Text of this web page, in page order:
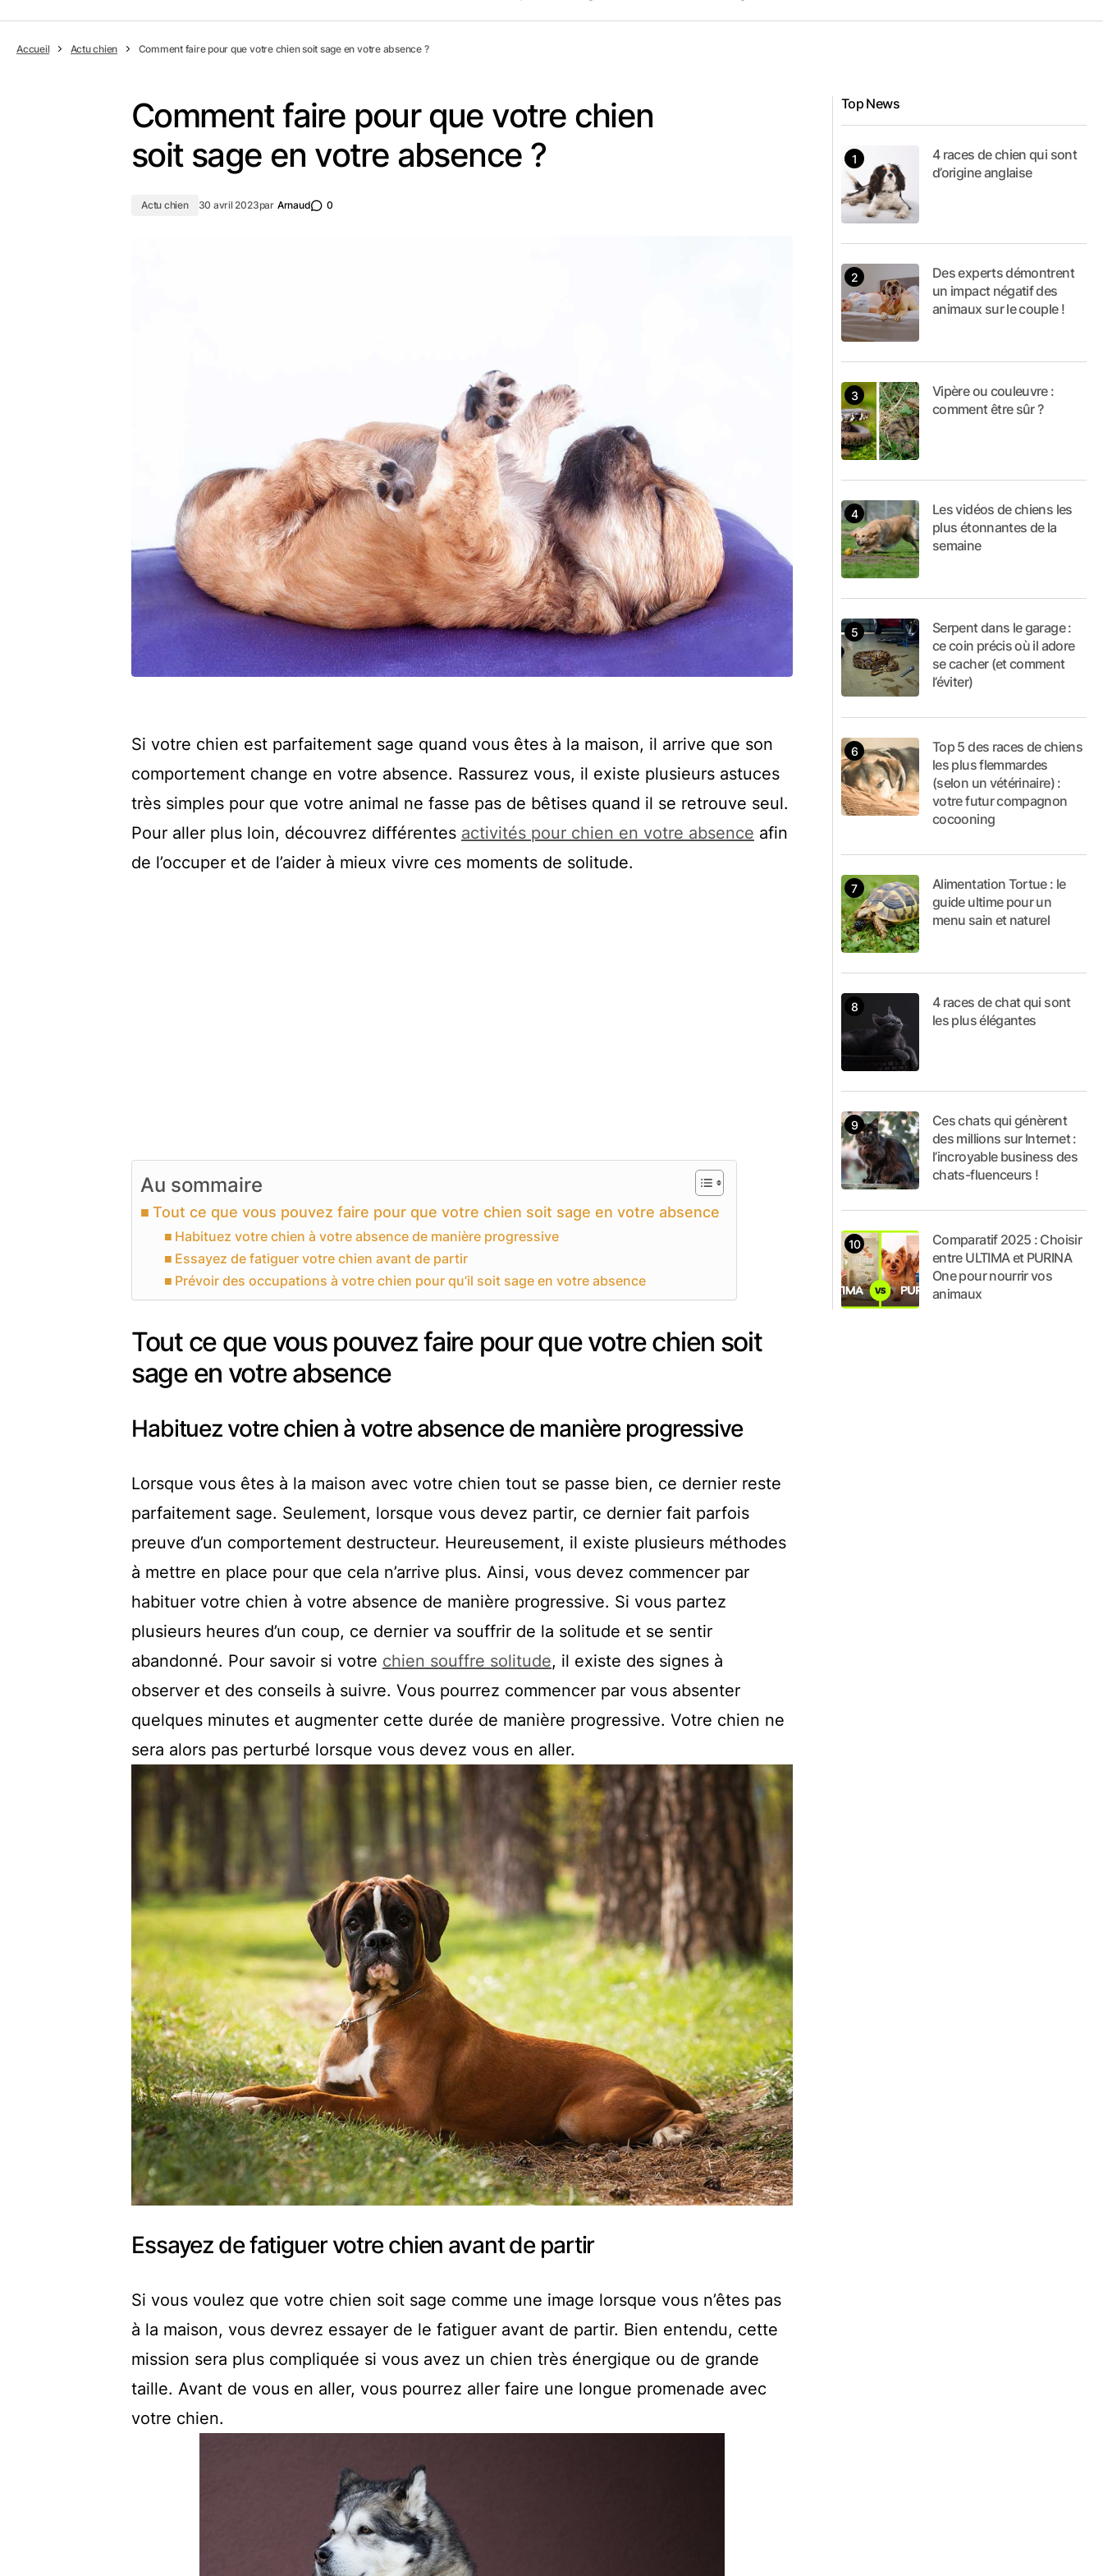
Accueil Actu chien Comment faire pour que votre chien soit sage en votre absence ?
Comment faire pour que votre chien
soit sage en votre absence ?
Actu chien 30 avril 2023par Arnaud 0
Si votre chien est parfaitement sage quand vous êtes à la maison, il arrive que son
comportement change en votre absence. Rassurez vous, il existe plusieurs astuces
très simples pour que votre animal ne fasse pas de bêtises quand il se retrouve seul.
Pour aller plus loin, découvrez différentes activités pour chien en votre absence afin
de l’occuper et de l’aider à mieux vivre ces moments de solitude.
Au sommaire
Tout ce que vous pouvez faire pour que votre chien soit sage en votre absence
Habituez votre chien à votre absence de manière progressive
Essayez de fatiguer votre chien avant de partir
Prévoir des occupations à votre chien pour qu’il soit sage en votre absence
Tout ce que vous pouvez faire pour que votre chien soit
sage en votre absence
Habituez votre chien à votre absence de manière progressive
Lorsque vous êtes à la maison avec votre chien tout se passe bien, ce dernier reste
parfaitement sage. Seulement, lorsque vous devez partir, ce dernier fait parfois
preuve d’un comportement destructeur. Heureusement, il existe plusieurs méthodes
à mettre en place pour que cela n’arrive plus. Ainsi, vous devez commencer par
habituer votre chien à votre absence de manière progressive. Si vous partez
plusieurs heures d’un coup, ce dernier va souffrir de la solitude et se sentir
abandonné. Pour savoir si votre chien souffre solitude, il existe des signes à
observer et des conseils à suivre. Vous pourrez commencer par vous absenter
quelques minutes et augmenter cette durée de manière progressive. Votre chien ne
sera alors pas perturbé lorsque vous devez vous en aller.
Essayez de fatiguer votre chien avant de partir
Si vous voulez que votre chien soit sage comme une image lorsque vous n’êtes pas
à la maison, vous devrez essayer de le fatiguer avant de partir. Bien entendu, cette
mission sera plus compliquée si vous avez un chien très énergique ou de grande
taille. Avant de vous en aller, vous pourrez aller faire une longue promenade avec
votre chien.
Top News
4 races de chien qui sont
d’origine anglaise
Des experts démontrent
un impact négatif des
animaux sur le couple !
Vipère ou couleuvre :
comment être sûr ?
Les vidéos de chiens les
plus étonnantes de la
semaine
Serpent dans le garage :
ce coin précis où il adore
se cacher (et comment
l’éviter)
Top 5 des races de chiens
les plus flemmardes
(selon un vétérinaire) :
votre futur compagnon
cocooning
Alimentation Tortue : le
guide ultime pour un
menu sain et naturel
4 races de chat qui sont
les plus élégantes
Ces chats qui génèrent
des millions sur Internet :
l’incroyable business des
chats-fluenceurs !
Comparatif 2025 : Choisir
entre ULTIMA et PURINA
One pour nourrir vos
animaux